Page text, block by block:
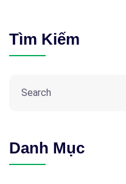
Tìm Kiếm
Danh Mục